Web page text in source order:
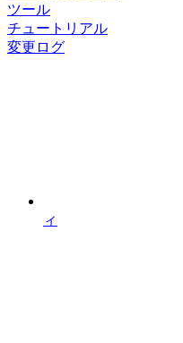
ツール
チュートリアル
変更ログ
ィ